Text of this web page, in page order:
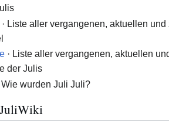
· Liste aller vergangenen, aktuellen
· Liste aller vergangenen, aktuellen
der Julis
Wie wurden Juli Juli?